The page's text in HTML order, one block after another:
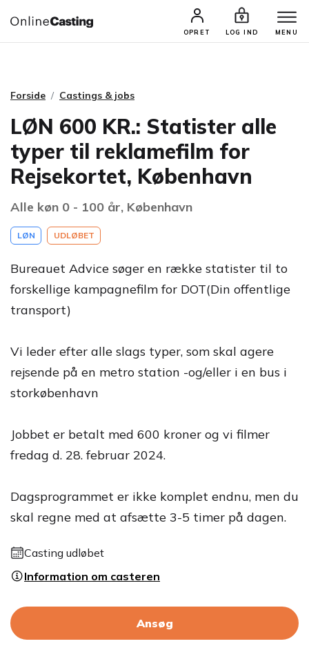
OPRET LOG IND MENU
CASTINGS & JOBS SØG PROFIL
Forside Castings & jobs
LØN 600 KR.: Statister alle
typer til reklamefilm for
Rejsekortet, København
Alle køn 0 - 100 år, København
LØN UDLØBET
Bureauet Advice søger en række statister til to
forskellige kampagnefilm for DOT(Din offentlige
transport)
Vi leder efter alle slags typer, som skal agere
rejsende på en metro station -og/eller i en bus i
storkøbenhavn
Jobbet er betalt med 600 kroner og vi filmer
fredag d. 28. februar 2024.
Dagsprogrammet er ikke komplet endnu, men du
skal regne med at afsætte 3-5 timer på dagen.
Casting udløbet
Information om casteren
Ansøg